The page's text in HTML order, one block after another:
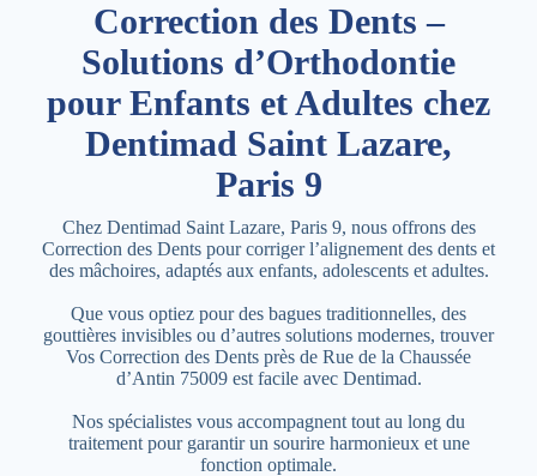
Correction des Dents –
Solutions d’Orthodontie
pour Enfants et Adultes chez
Dentimad Saint Lazare,
Paris 9
Chez Dentimad Saint Lazare, Paris 9, nous offrons des
Correction des Dents pour corriger l’alignement des dents et
des mâchoires, adaptés aux enfants, adolescents et adultes.
Que vous optiez pour des bagues traditionnelles, des
gouttières invisibles ou d’autres solutions modernes, trouver
Vos Correction des Dents près de Rue de la Chaussée
d’Antin 75009 est facile avec Dentimad.
Nos spécialistes vous accompagnent tout au long du
traitement pour garantir un sourire harmonieux et une
fonction optimale.